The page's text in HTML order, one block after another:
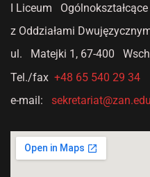
I Liceum Ogólnokształcące
z Oddziałami
ul. Matejki 1, 67-400
Tel./fax +48 65 540 29 34
e-mail: